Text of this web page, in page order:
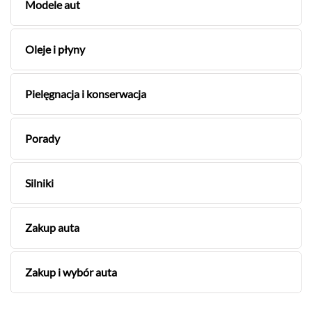
Modele aut
Oleje i płyny
Pielęgnacja i konserwacja
Porady
Silniki
Zakup auta
Zakup i wybór auta